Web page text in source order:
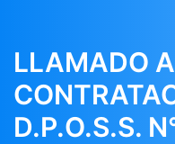
LLAMADO A
D.P.O.S.S.